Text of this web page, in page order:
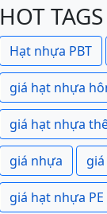
HOT TAGS
Hạt nhựa PBT
giá hạt nhựa
giá hạt nhựa
giá nhựa
giá hạt nhựa